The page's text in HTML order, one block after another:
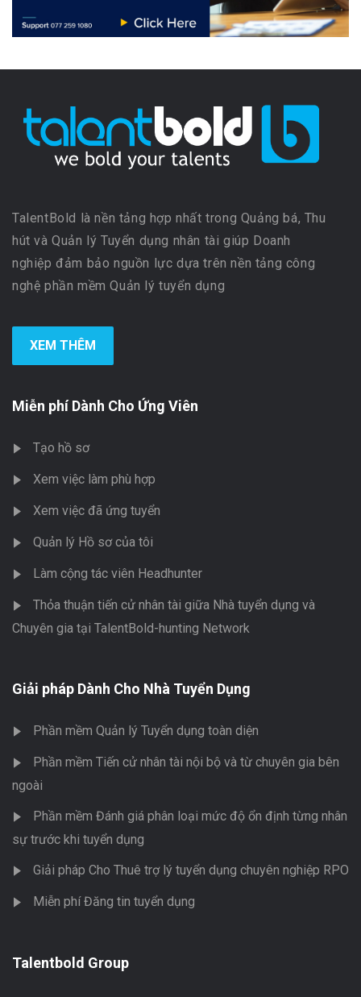
TalentBold là nền tảng hợp nhất trong Quảng bá, Thu
hút và Quản lý Tuyển dụng nhân tài giúp Doanh
nghiệp đảm bảo nguồn lực dựa trên nền tảng công
nghệ phần mềm Quản lý tuyển dụng
XEM THÊM
Miễn phí Dành Cho Ứng Viên
Tạo hồ sơ
Xem việc làm phù hợp
Xem việc đã ứng tuyển
Quản lý Hồ sơ của tôi
Làm cộng tác viên Headhunter
Thỏa thuận tiến cử nhân tài giữa Nhà tuyển dụng và
Chuyên gia tại TalentBold-hunting Network
Giải pháp Dành Cho Nhà Tuyển Dụng
Phần mềm Quản lý Tuyển dụng toàn diện
Phần mềm Tiến cử nhân tài nội bộ và từ chuyên gia bên
ngoài
Phần mềm Đánh giá phân loại mức độ ổn định từng nhân
sự trước khi tuyển dụng
Giải pháp Cho Thuê trợ lý tuyển dụng chuyên nghiệp RPO
Miễn phí Đăng tin tuyển dụng
Talentbold Group